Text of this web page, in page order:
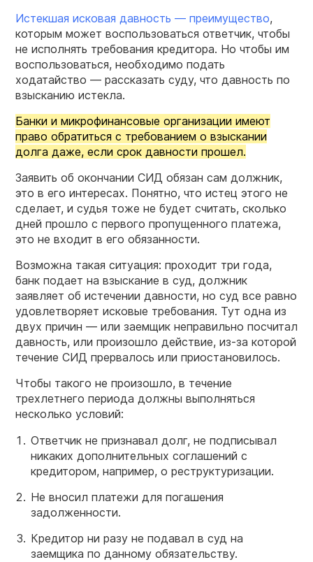
Истекшая исковая давность — преимущество,
которым может воспользоваться ответчик, чтобы
не исполнять требования кредитора. Но чтобы им
воспользоваться, необходимо подать
ходатайство — рассказать суду, что давность по
взысканию истекла.
Банки и микрофинансовые организации имеют
право обратиться с требованием о взыскании
долга даже, если срок давности прошел.
Заявить об окончании СИД обязан сам должник,
это в его интересах. Понятно, что истец этого не
сделает, и судья тоже не будет считать, сколько
дней прошло с первого пропущенного платежа,
это не входит в его обязанности.
Возможна такая ситуация: проходит три года,
банк подает на взыскание в суд, должник
заявляет об истечении давности, но суд все равно
удовлетворяет исковые требования. Тут одна из
двух причин — или заемщик неправильно посчитал
давность, или произошло действие, из-за которой
течение СИД прервалось или приостановилось.
Чтобы такого не произошло, в течение
трехлетнего периода должны выполняться
несколько условий:
Ответчик не признавал долг, не подписывал
никаких дополнительных соглашений с
кредитором, например, о реструктуризации.
Не вносил платежи для погашения
задолженности.
Кредитор ни разу не подавал в суд на
заемщика по данному обязательству.